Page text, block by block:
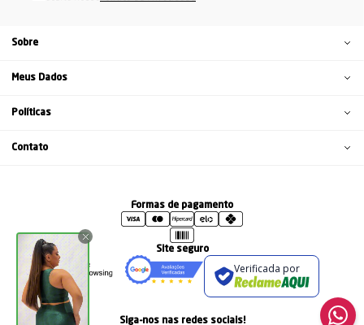
Sobre
Meus Dados
Políticas
Contato
Formas de pagamento
Site seguro
Verificada por
Siga-nos nas redes sociais!